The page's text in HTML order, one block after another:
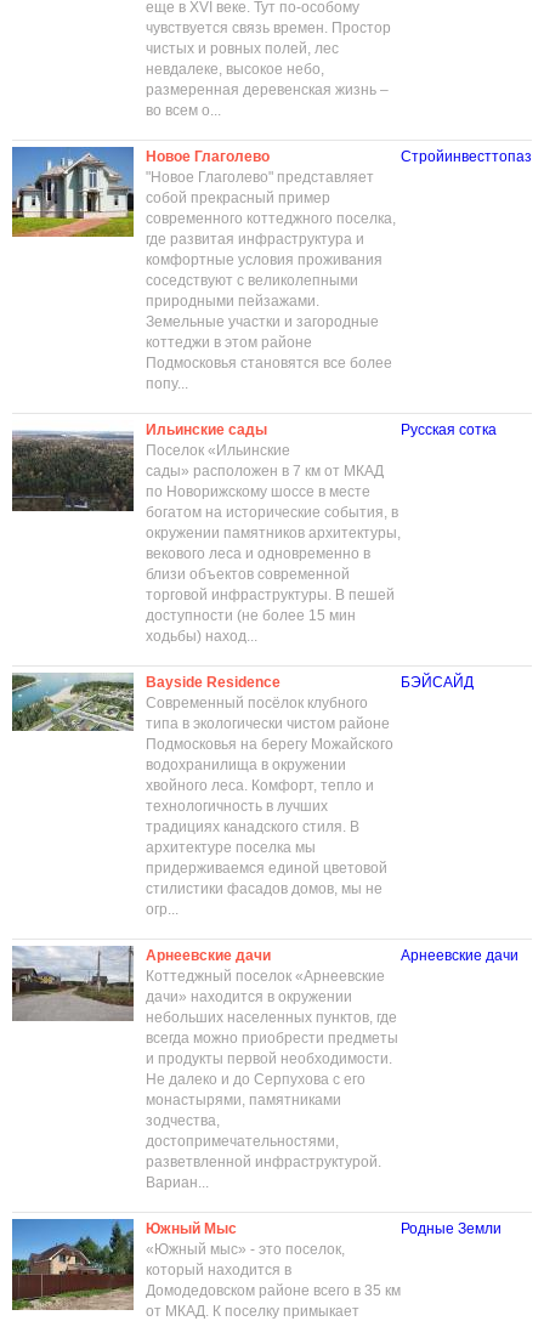
еще в XVI веке. Тут по-особому
чувствуется связь времен. Простор
чистых и ровных полей, лес
невдалеке, высокое небо,
размеренная деревенская жизнь –
во всем о...
Новое Глаголево
"Новое Глаголево" представляет
собой прекрасный пример
современного коттеджного поселка,
где развитая инфраструктура и
комфортные условия проживания
соседствуют с великолепными
природными пейзажами.
Земельные участки и загородные
коттеджи в этом районе
Подмосковья становятся все более
попу...
Стройинвесттопаз
Ильинские сады
Поселок «Ильинские
сады» расположен в 7 км от МКАД
по Новорижскому шоссе в месте
богатом на исторические события, в
окружении памятников архитектуры,
векового леса и одновременно в
близи объектов современной
торговой инфраструктуры. В пешей
доступности (не более 15 мин
ходьбы) наход...
Русская сотка
Bayside Residence
Современный посёлок клубного
типа в экологически чистом районе
Подмосковья на берегу Можайского
водохранилища в окружении
хвойного леса. Комфорт, тепло и
технологичность в лучших
традициях канадского стиля. В
архитектуре поселка мы
придерживаемся единой цветовой
стилистики фасадов домов, мы не
огр...
БЭЙСАЙД
Арнеевские дачи
Коттеджный поселок «Арнеевские
дачи» находится в окружении
небольших населенных пунктов, где
всегда можно приобрести предметы
и продукты первой необходимости.
Не далеко и до Серпухова с его
монастырями, памятниками
зодчества,
достопримечательностями,
разветвленной инфраструктурой.
Вариан...
Арнеевские дачи
Южный Мыс
«Южный мыс» - это поселок,
который находится в
Домодедовском районе всего в 35 км
от МКАД. К поселку примыкает
Родные Земли